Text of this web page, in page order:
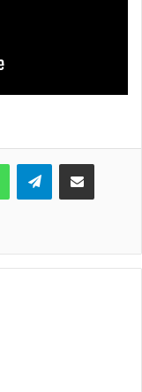
WhatsAppTelegramShare via Email